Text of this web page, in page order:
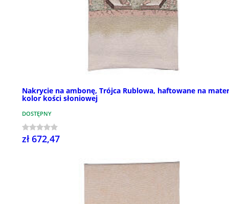
Nakrycie na ambonę, Trójca Rublowa, haftowane na
kolor kości słoniowej
DOSTĘPNY
zł 672,47